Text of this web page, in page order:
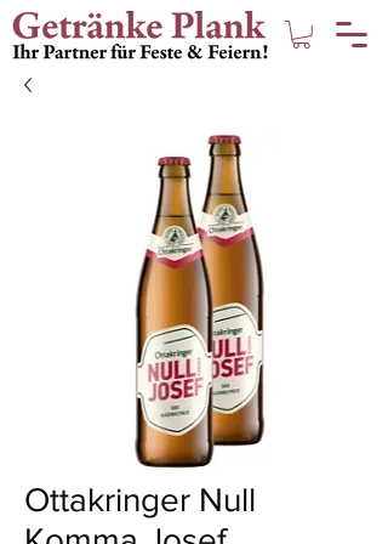
Ottakringer Null